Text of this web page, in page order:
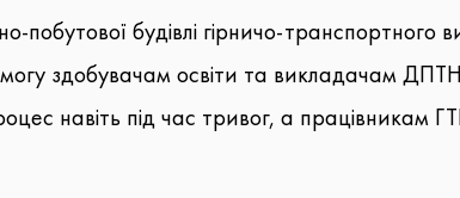
будівлі гірничо-
здобувачам освіти та викладачам
навіть під час тривог, а працівникам